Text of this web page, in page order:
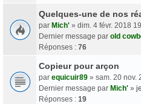
Quelques-une de nos
par Mich' » dim. 4 févr. 2018
Dernier message par old
Réponses : 76
Copieur pour arçon
par equicuir89 » sam. 20 nov.
Dernier message par Mich' »
Réponses : 19